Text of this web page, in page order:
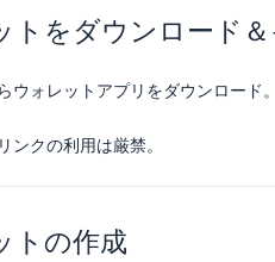
トをダウンロード
ウォレットアプリをダウンロード
クの利用は厳禁。
トの作成